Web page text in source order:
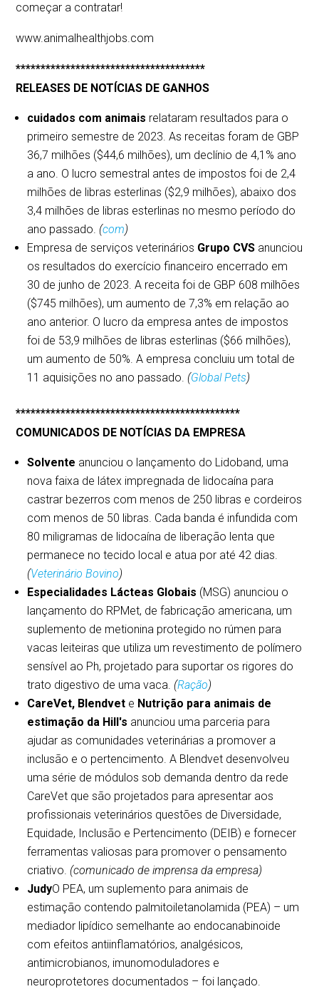
começar a contratar!
www.animalhealthjobs.com
**************************************
RELEASES DE NOTÍCIAS DE GANHOS
cuidados com animais relataram resultados para o
primeiro semestre de 2023. As receitas foram de GBP
36,7 milhões ($44,6 milhões), um declínio de 4,1% ano
a ano. O lucro semestral antes de impostos foi de 2,4
milhões de libras esterlinas ($2,9 milhões), abaixo dos
3,4 milhões de libras esterlinas no mesmo período do
ano passado. (com)
Empresa de serviços veterinários Grupo CVS anunciou
os resultados do exercício financeiro encerrado em
30 de junho de 2023. A receita foi de GBP 608 milhões
($745 milhões), um aumento de 7,3% em relação ao
ano anterior. O lucro da empresa antes de impostos
foi de 53,9 milhões de libras esterlinas ($66 milhões),
um aumento de 50%. A empresa concluiu um total de
11 aquisições no ano passado. (Global Pets)
*********************************************
COMUNICADOS DE NOTÍCIAS DA EMPRESA
Solvente anunciou o lançamento do Lidoband, uma
nova faixa de látex impregnada de lidocaína para
castrar bezerros com menos de 250 libras e cordeiros
com menos de 50 libras. Cada banda é infundida com
80 miligramas de lidocaína de liberação lenta que
permanece no tecido local e atua por até 42 dias.
(Veterinário Bovino)
Especialidades Lácteas Globais (MSG) anunciou o
lançamento do RPMet, de fabricação americana, um
suplemento de metionina protegido no rúmen para
vacas leiteiras que utiliza um revestimento de polímero
sensível ao Ph, projetado para suportar os rigores do
trato digestivo de uma vaca. (Ração)
CareVet, Blendvet e Nutrição para animais de
estimação da Hill's anunciou uma parceria para
ajudar as comunidades veterinárias a promover a
inclusão e o pertencimento. A Blendvet desenvolveu
uma série de módulos sob demanda dentro da rede
CareVet que são projetados para apresentar aos
profissionais veterinários questões de Diversidade,
Equidade, Inclusão e Pertencimento (DEIB) e fornecer
ferramentas valiosas para promover o pensamento
criativo. (comunicado de imprensa da empresa)
JudyO PEA, um suplemento para animais de
estimação contendo palmitoiletanolamida (PEA) – um
mediador lipídico semelhante ao endocanabinoide
com efeitos antiinflamatórios, analgésicos,
antimicrobianos, imunomoduladores e
neuroprotetores documentados – foi lançado.